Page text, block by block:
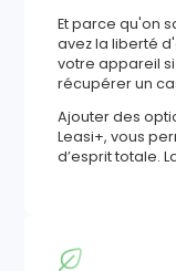
Et parce qu'on
avez la liberté
votre appareil
récupérer un
Ajouter des
Leasi+, vous
d’esprit totale.